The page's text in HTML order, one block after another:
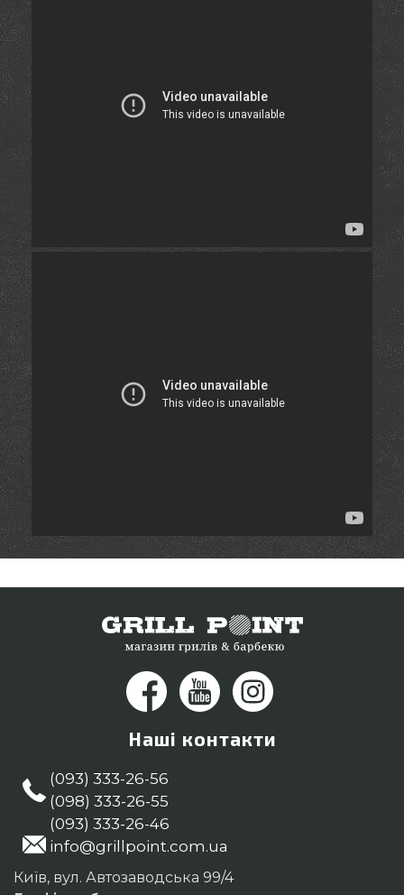
Наші контакти
(093) 333-26-56
(098) 333-26-55
(093) 333-26-46
info@grillpoint.com.ua
Київ, вул. Автозаводська 99/4